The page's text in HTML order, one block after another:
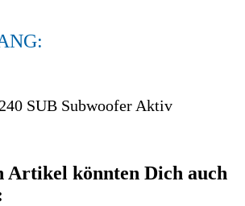
SUB Subwoofer Aktiv
Artikel könnten Dich auch